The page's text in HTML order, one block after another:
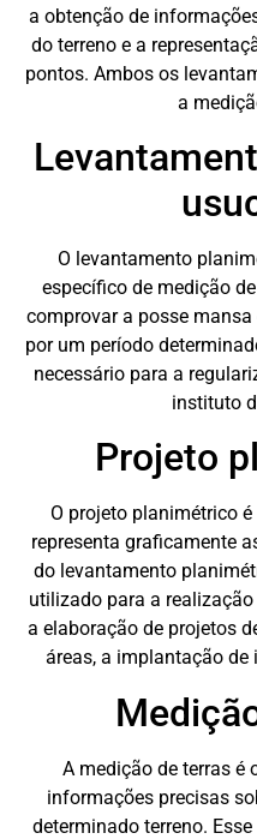
a obtenção de
do terreno e a
pontos. Ambos os
a
O levantamento
específico de medição
comprovar a posse
por um período
necessário para a
instituto
Projeto
O projeto planimétrico
representa graficamente
do levantamento
utilizado para a
a elaboração de projetos
áreas, a implantação de
A medição de terras é
informações precisas
determinado terreno.